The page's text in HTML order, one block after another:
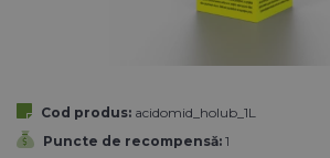
Cod produs: acidomid_holub_1L
Puncte de recompensă: 1